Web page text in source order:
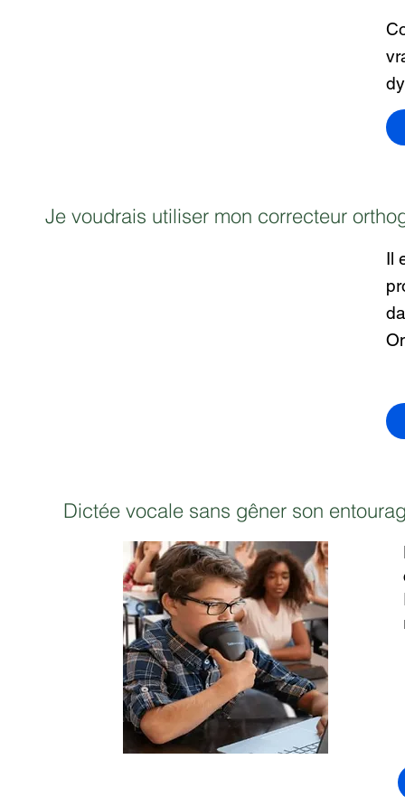
Je voudrais utiliser mon correcteur
Il
Dictée vocale sans gêner son